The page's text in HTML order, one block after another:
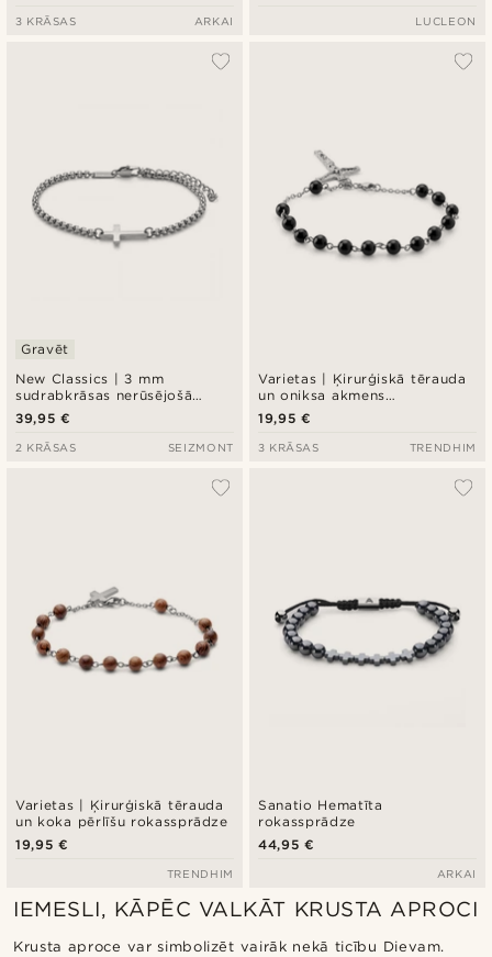
3 KRĀSAS ARKAI LUCLEON
New Classics | 3 mm
sudrabkrāsas nerūsējošā
tērauda noapaļotas “box”
tipa ķēdītes aproce ar krustu
Gravēt
39,95 €
2 KRĀSAS SEIZMONT
Varietas | Ķirurģiskā tērauda
un oniksa akmens
rokassprādze
19,95 €
3 KRĀSAS TRENDHIM
Varietas | Ķirurģiskā tērauda
un koka pērlīšu rokassprādze
19,95 €
TRENDHIM
Sanatio Hematīta
rokassprādze
44,95 €
ARKAI
IEMESLI, KĀPĒC VALKĀT KRUSTA APROCI
Krusta aproce var simbolizēt vairāk nekā ticību Dievam.